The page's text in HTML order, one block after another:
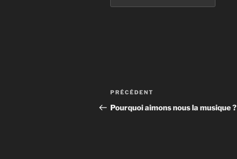
Navigation
de
Article
précédent
PRÉCÉDENT
Pourquoi aimons nous la musique ?